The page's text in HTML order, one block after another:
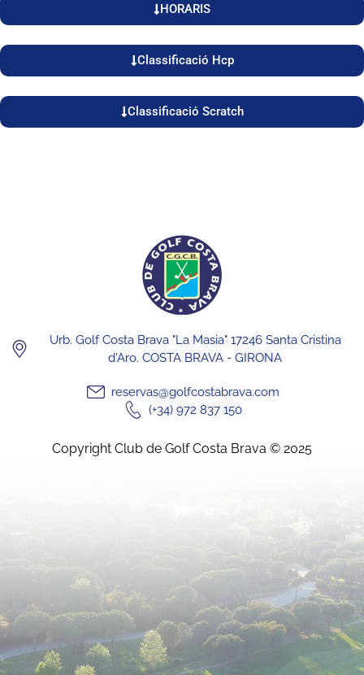
HORARIS
Classificació Hcp
Classificació Scratch
Urb. Golf Costa Brava "La Masia" 17246 Santa Cristina
d'Aro. COSTA BRAVA - GIRONA
reservas@golfcostabrava.com
(+34) 972 837 150
Copyright Club de Golf Costa Brava © 2025